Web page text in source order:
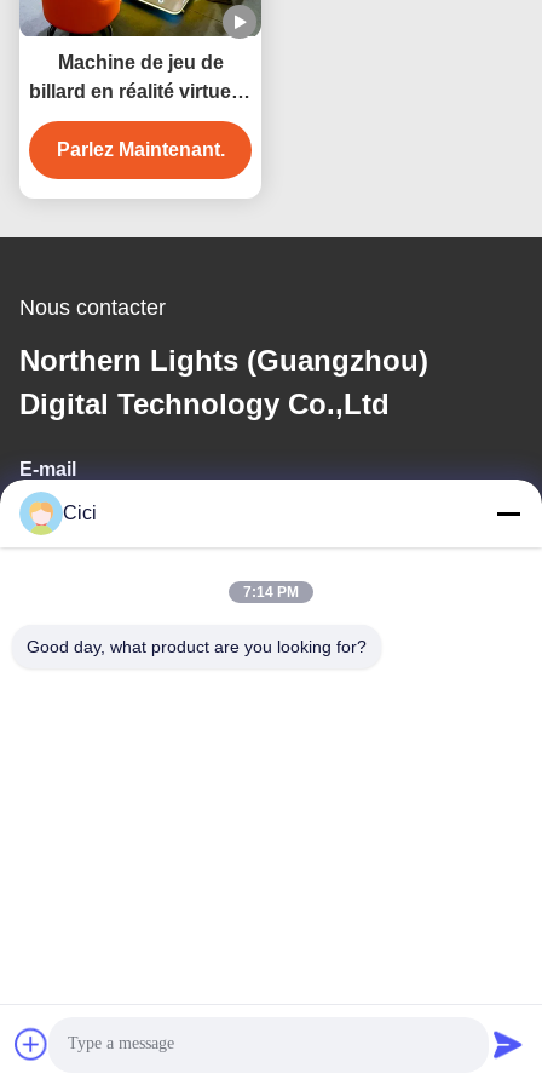
Machine de jeu de
billard en réalité virtuelle
3D, produit de
divertissement sportif
intérieur, vente en gros
Parlez Maintenant.
Nous contacter
Northern Lights (Guangzhou)
Digital Technology Co.,Ltd
E-mail
sales03@bjgprojection.com
Adresse
Fournisseur. © de Copyright -2026 Northern Lights (Guangzhou)
Digital Technology Co.,Ltd . Tous droits réservés.
Cici
7:14 PM
Good day, what product are you looking for?